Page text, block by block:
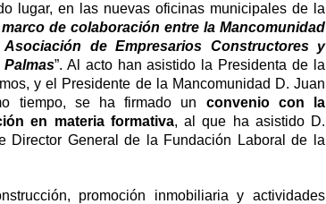
lugar, en las nuevas oficinas municipales de la
de colaboración entre la Mancomunidad
de Empresarios Constructores y
”. Al acto han asistido la Presidenta de la
y el Presidente de la Mancomunidad D. Juan
tiempo, se ha firmado un convenio con la
en materia formativa, al que ha asistido D.
Director General de la Fundación Laboral de la
promoción inmobiliaria y actividades